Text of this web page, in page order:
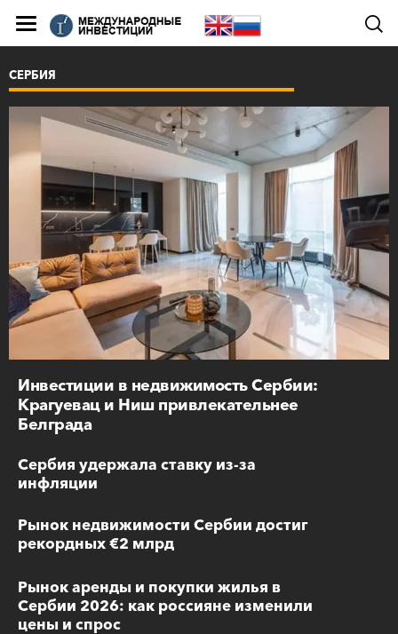
Инвестиции в недвижимость Сербии:
Крагуевац и Ниш привлекательнее
Белграда
СЕРБИЯ
Сербия удержала ставку из-за
инфляции
Рынок недвижимости Сербии достиг
рекордных €2 млрд
Рынок аренды и покупки жилья в
Сербии 2026: как россияне изменили
цены и спрос